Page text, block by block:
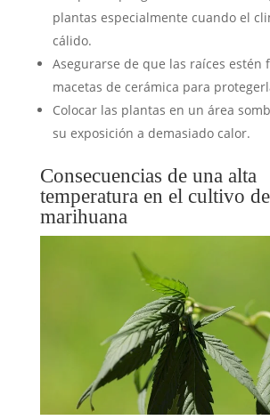
plantas especialmente cuando el
cálido.
Asegurarse de que las raíces estén
macetas de cerámica para
Colocar las plantas en un área
su exposición a demasiado calor.
Consecuencias de una alta
temperatura en el cultivo de
marihuana